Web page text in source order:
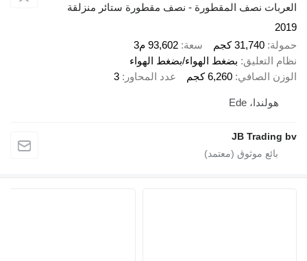
نصف المقطورة - نصف مقطورة ستائر منزلقة
31,740 كجم سعة 93,602 م3
بضغط الهواء/بضغط الهواء
6,260 كجم عدد المحاور 3
JB